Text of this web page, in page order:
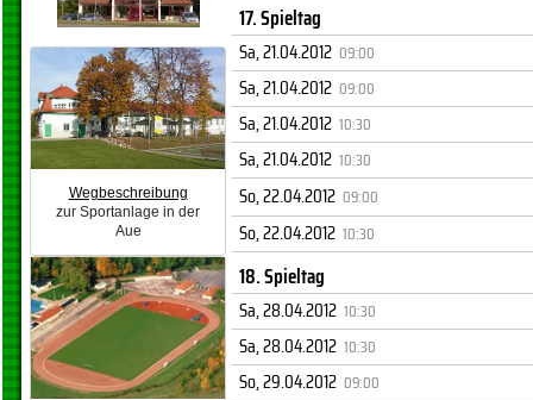
Wegbeschreibung
zur Sportanlage in der
Aue
17. Spieltag
Sa, 21.04.2012 09:00
Sa, 21.04.2012 09:00
Sa, 21.04.2012 10:30
Sa, 21.04.2012 10:30
So, 22.04.2012 09:00
So, 22.04.2012 10:30
18. Spieltag
Sa, 28.04.2012 10:30
Sa, 28.04.2012 10:30
So, 29.04.2012 09:00